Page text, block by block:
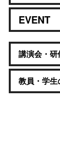
EVENT
講演会・研
教員・学